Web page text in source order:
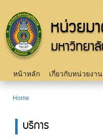
Main menu
หน้าหลัก เกี่ยวกับหน่วยงาน
Home
บริการ